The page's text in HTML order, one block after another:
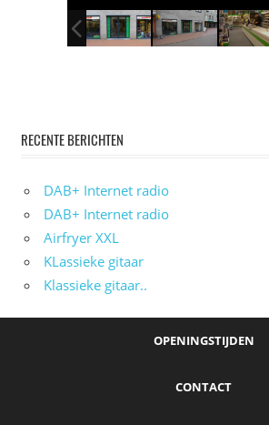
RECENTE BERICHTEN
DAB+ Internet radio
DAB+ Internet radio
Airfryer XXL
KLassieke gitaar
Klassieke gitaar..
OPENINGSTIJDEN
CONTACT